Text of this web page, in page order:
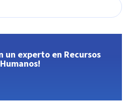
un experto en Recursos
Humanos!